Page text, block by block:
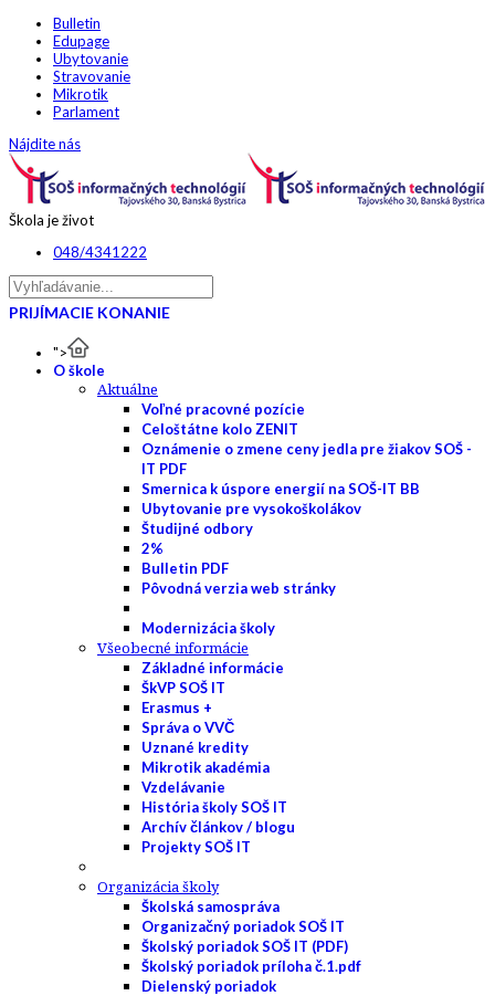
Bulletin
Edupage
Ubytovanie
Stravovanie
Mikrotik
Parlament
Nájdite nás
Škola je život
048/4341222
PRIJÍMACIE KONANIE
">
O škole
Aktuálne
Voľné pracovné pozície
Celoštátne kolo ZENIT
Oznámenie o zmene ceny jedla pre žiakov SOŠ -
IT PDF
Smernica k úspore energií na SOŠ-IT BB
Ubytovanie pre vysokoškolákov
Študijné odbory
2%
Bulletin PDF
Pôvodná verzia web stránky
Modernizácia školy
Všeobecné informácie
Základné informácie
ŠkVP SOŠ IT
Erasmus +
Správa o VVČ
Uznané kredity
Mikrotik akadémia
Vzdelávanie
História školy SOŠ IT
Archív článkov / blogu
Projekty SOŠ IT
Organizácia školy
Školská samospráva
Organizačný poriadok SOŠ IT
Školský poriadok SOŠ IT (PDF)
Školský poriadok príloha č.1.pdf
Dielenský poriadok